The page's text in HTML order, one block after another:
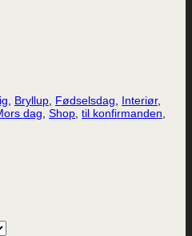
Bryllup Fødselsdag Interiør,
dag Shop til konfirmanden